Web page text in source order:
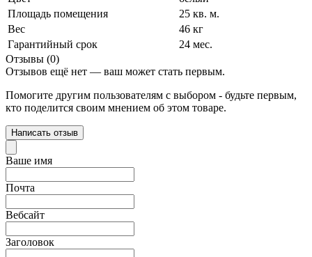
Площадь помещения
25 кв. м.
Вес
46 кг
Гарантийный срок
24 мес.
Отзывы (0)
Отзывов ещё нет — ваш может стать первым.
Помогите другим пользователям с выбором - будьте первым,
кто поделится своим мнением об этом товаре.
Написать отзыв
Ваше имя
Почта
Вебсайт
Заголовок